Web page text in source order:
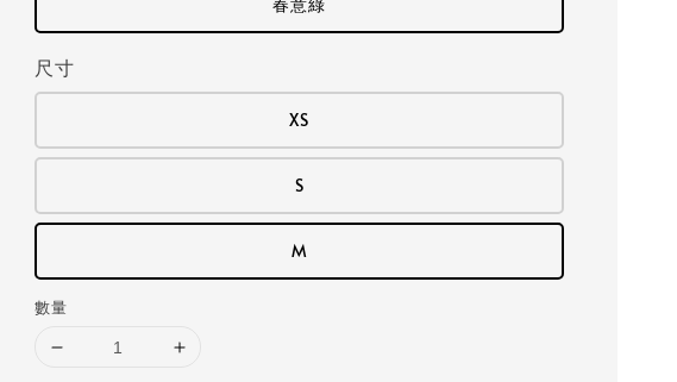
尺寸
XS
S
M
數量